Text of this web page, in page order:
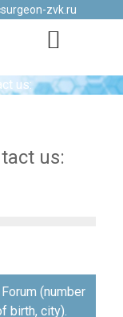
zvk.ru
us:
us:
(number
birth, city).